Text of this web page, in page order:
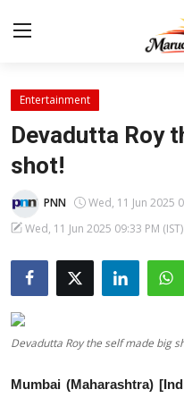
Login
Contact
About
India
Rajasthan
Entertainment
Devadutta Roy
shot!
PNN
Wed, 11 Jun 2025
Wed, 11 Jun 2025 09:33 PM (IST)
Devadutta Roy the self made big
Mumbai (Maharashtra)